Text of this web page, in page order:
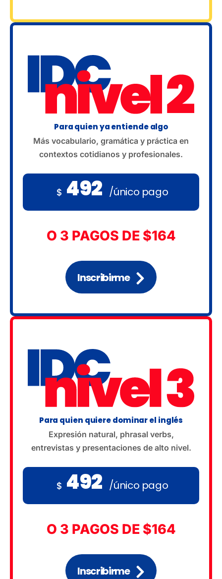
Para quien ya entiende algo
Más vocabulario, gramática y práctica en
contextos cotidianos y profesionales.
$ 492 /único pago
O 3 PAGOS DE $164
Inscribirme
Para quien quiere dominar el inglés
Expresión natural, phrasal verbs,
entrevistas y presentaciones de alto nivel.
$ 492 /único pago
O 3 PAGOS DE $164
Inscribirme